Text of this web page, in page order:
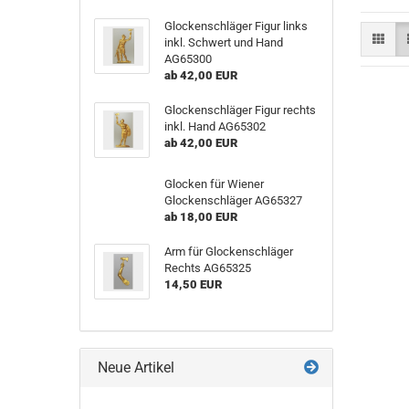
Glockenschläger Figur links
inkl. Schwert und Hand
AG65300
ab 42,00 EUR
Glockenschläger Figur rechts
inkl. Hand AG65302
ab 42,00 EUR
Glocken für Wiener
Glockenschläger AG65327
ab 18,00 EUR
Arm für Glockenschläger
Rechts AG65325
14,50 EUR
Neue Artikel